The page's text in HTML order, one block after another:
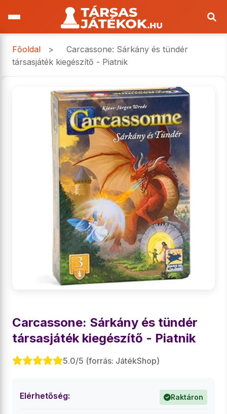
Főoldal >
Carcassone: Sárkány és tündér
társasjáték kiegészítő - Piatnik
Carcassone: Sárkány és tündér
társasjáték kiegészítő - Piatnik
5.0/5 (forrás: JátékShop)
Elérhetőség: Raktáron